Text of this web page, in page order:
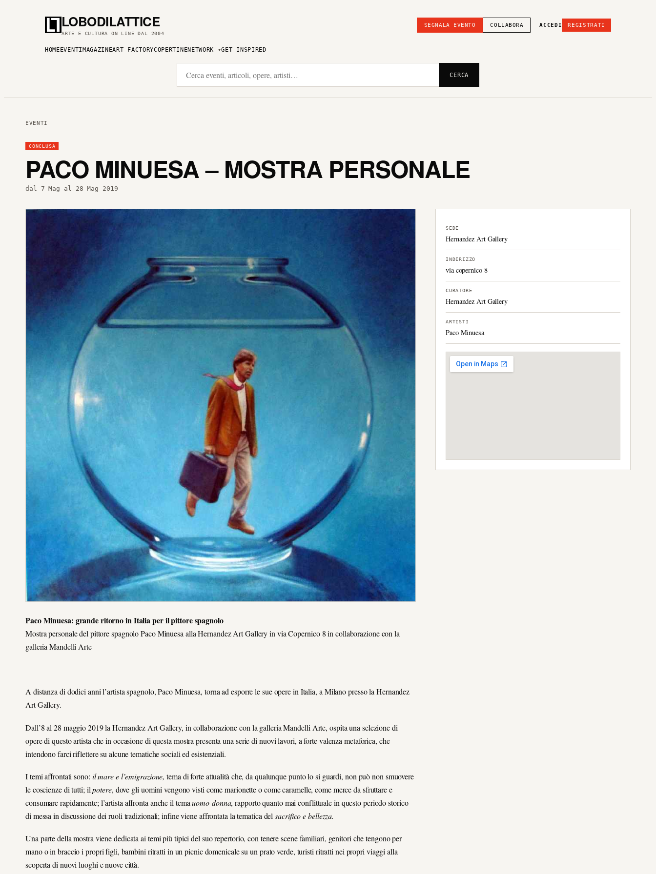
LOBODILATTICE
ARTE E CULTURA ON LINE DAL 2004
SEGNALA EVENTO COLLABORA ACCEDI REGISTRATI
HOME EVENTI MAGAZINEART FACTORYCOPERTINENETWORK GET INSPIRED
CERCA
EVENTI
CONCLUSA
PACO MINUESA – MOSTRA PERSONALE
dal 7 Mag al 28 Mag 2019
Paco Minuesa: grande ritorno in Italia per il pittore spagnolo
Mostra personale del pittore spagnolo Paco Minuesa alla Hernandez Art Gallery in via Copernico 8 in collaborazione con la
galleria Mandelli Arte
A distanza di dodici anni l’artista spagnolo, Paco Minuesa, torna ad esporre le sue opere in Italia, a Milano presso la Hernandez
Art Gallery.
Dall’8 al 28 maggio 2019 la Hernandez Art Gallery, in collaborazione con la galleria Mandelli Arte, ospita una selezione di
opere di questo artista che in occasione di questa mostra presenta una serie di nuovi lavori, a forte valenza metaforica, che
intendono farci riflettere su alcune tematiche sociali ed esistenziali.
I temi affrontati sono: il mare e l’emigrazione,tema di forte attualità che, da qualunque punto lo si guardi, non può non smuovere
le coscienze di tutti; ilpotere, dove gli uomini vengono visti come marionette o come caramelle, come merce da sfruttare e
consumare rapidamente; l’artista affronta anche il temauomo-donna, rapporto quanto mai conflittuale in questo periodo storico
di messa in discussione dei ruoli tradizionali; infine viene affrontata la tematica delsacrifico e bellezza.
Una parte della mostra viene dedicata ai temi più tipici del suo repertorio, con tenere scene familiari, genitori che tengono per
mano o in braccio i propri figli, bambini ritratti in un picnic domenicale su un prato verde, turisti ritratti nei propri viaggi alla
scoperta di nuovi luoghi e nuove città.
SEDE
Hernandez Art Gallery
INDIRIZZO
via copernico 8
CURATORE
Hernandez Art Gallery
ARTISTI
Paco Minuesa